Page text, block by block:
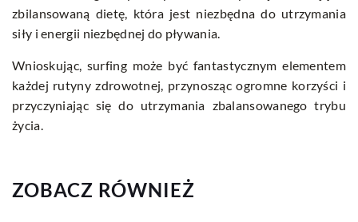
zbilansowaną dietę, która jest niezbędna do utrzymania
siły i energii niezbędnej do pływania.
Wnioskując, surfing może być fantastycznym elementem
każdej rutyny zdrowotnej, przynosząc ogromne korzyści i
przyczyniając się do utrzymania zbalansowanego trybu
życia.
ZOBACZ RÓWNIEŻ